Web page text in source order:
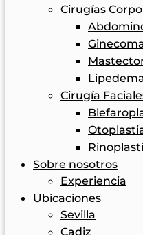
Cirugías
Cirugía
Sobre nosotros
Experiencia
Ubicaciones
Sevilla
Cadiz